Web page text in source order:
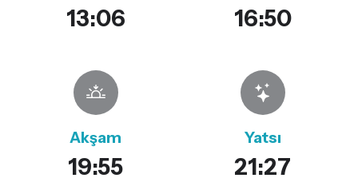
13:06 16:50
Akşam
19:55
Yatsı
21:27